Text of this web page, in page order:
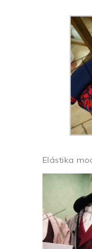
Elástika